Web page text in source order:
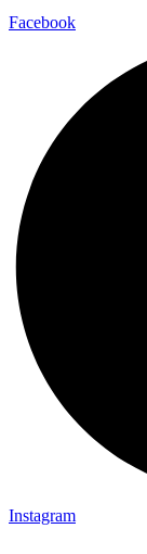
Facebook
Instagram